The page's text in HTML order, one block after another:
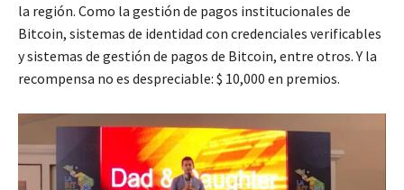
la región. Como la gestión de pagos institucionales de
Bitcoin, sistemas de identidad con credenciales verificables
y sistemas de gestión de pagos de Bitcoin, entre otros. Y la
recompensa no es despreciable: $ 10,000 en premios.